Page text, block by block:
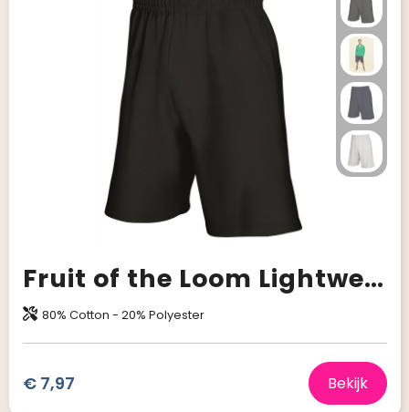
Fruit of the Loom Lightweight Shorts
80% Cotton - 20% Polyester
€ 7,97 Bekijk